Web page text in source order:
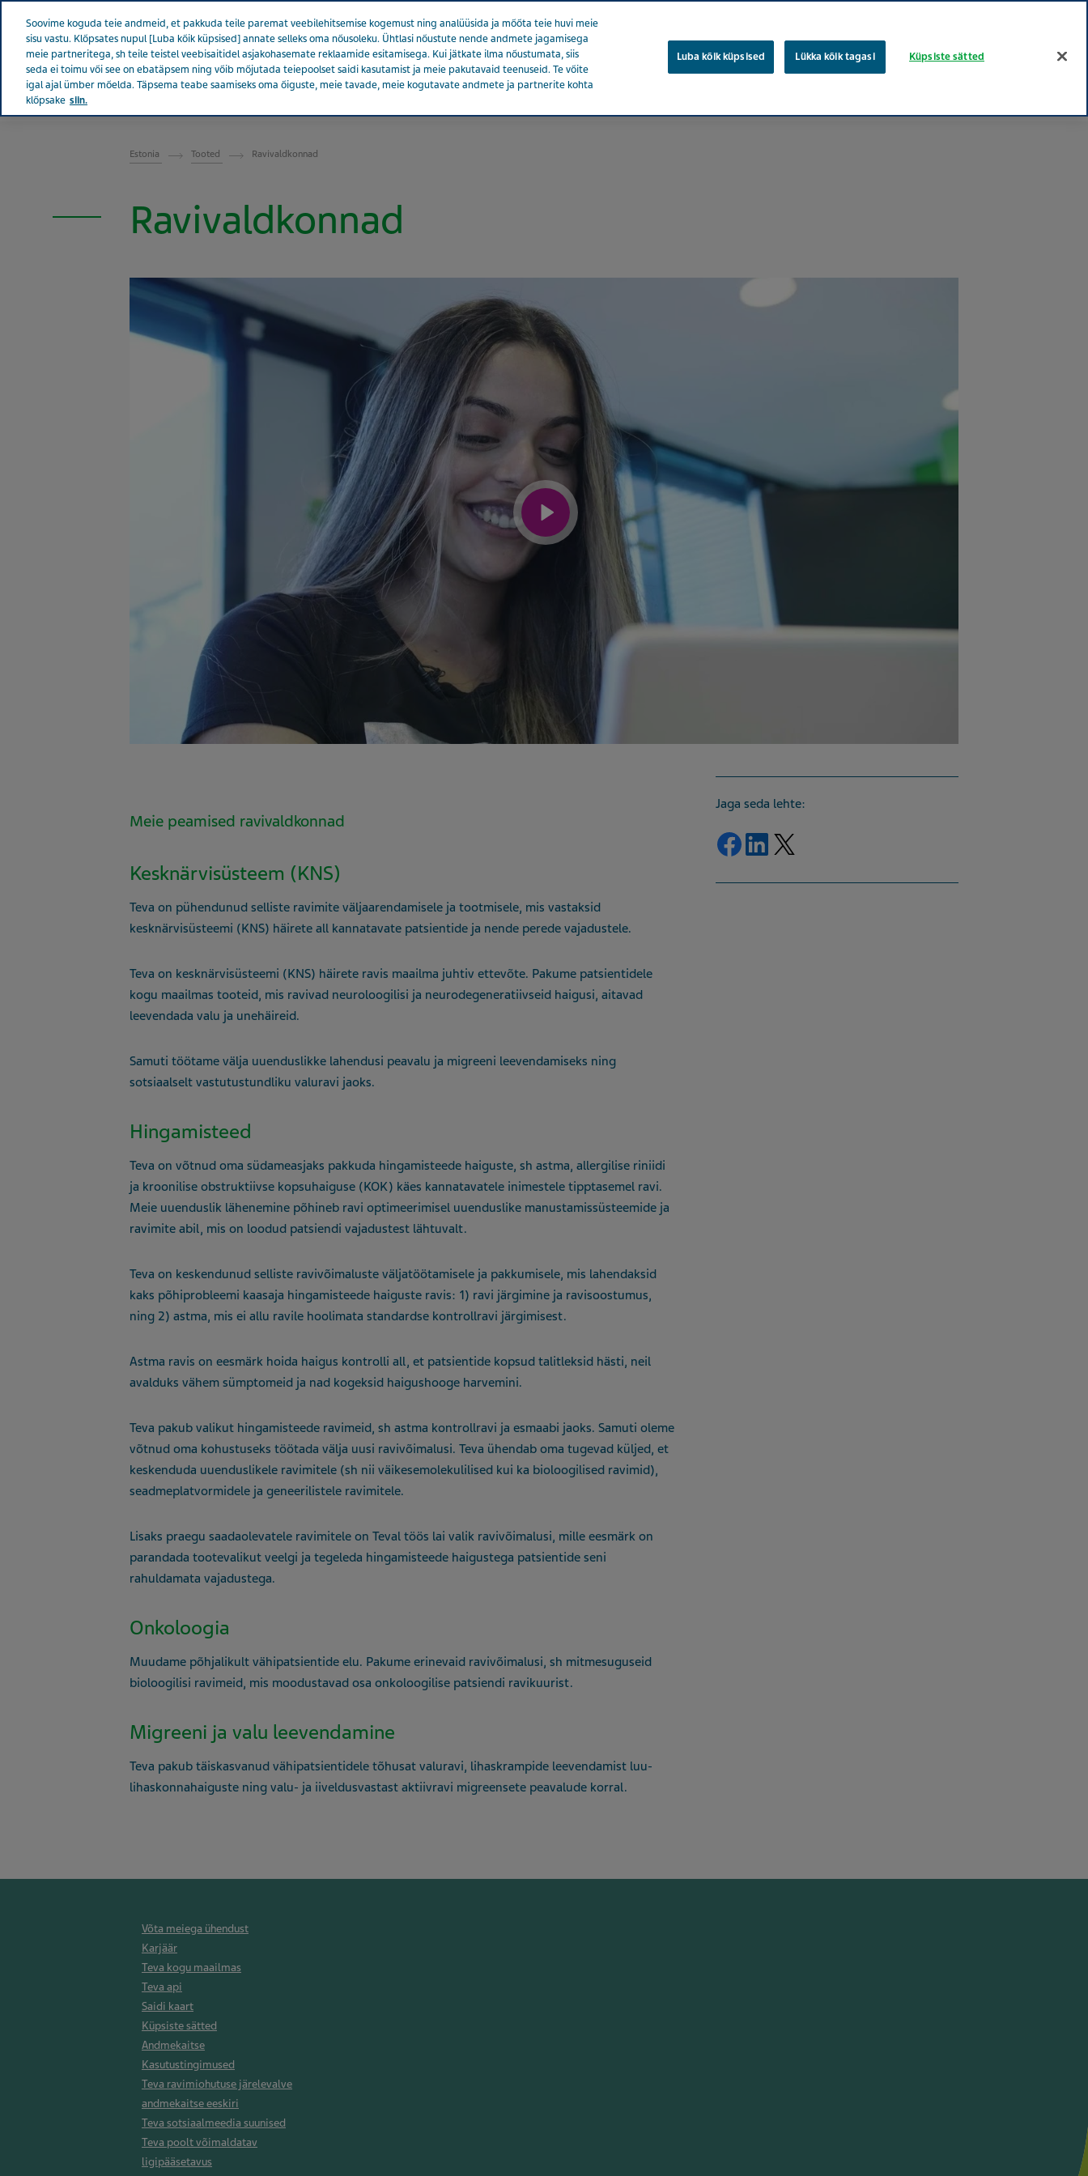
Teva kogu maailmas
EESTI
Estonia Tooted Ravivaldkonnad
Ravivaldkonnad
Meie peamised ravivaldkonnad
Kesknärvisüsteem (KNS)
Teva on pühendunud selliste ravimite väljaarendamisele ja tootmisele, mis vastaksid
kesknärvisüsteemi (KNS) häirete all kannatavate patsientide ja nende perede vajadustele.
Teva on kesknärvisüsteemi (KNS) häirete ravis maailma juhtiv ettevõte. Pakume patsientidele
kogu maailmas tooteid, mis ravivad neuroloogilisi ja neurodegeneratiivseid haigusi, aitavad
leevendada valu ja unehäireid.
Samuti töötame välja uuenduslikke lahendusi peavalu ja migreeni leevendamiseks ning
sotsiaalselt vastutustundliku valuravi jaoks.
Hingamisteed
Teva on võtnud oma südameasjaks pakkuda hingamisteede haiguste, sh astma, allergilise riniidi
ja kroonilise obstruktiivse kopsuhaiguse (KOK) käes kannatavatele inimestele tipptasemel ravi.
Meie uuenduslik lähenemine põhineb ravi optimeerimisel uuenduslike manustamissüsteemide ja
ravimite abil, mis on loodud patsiendi vajadustest lähtuvalt.
Teva on keskendunud selliste ravivõimaluste väljatöötamisele ja pakkumisele, mis lahendaksid
kaks põhiprobleemi kaasaja hingamisteede haiguste ravis: 1) ravi järgimine ja ravisoostumus,
ning 2) astma, mis ei allu ravile hoolimata standardse kontrollravi järgimisest.
Astma ravis on eesmärk hoida haigus kontrolli all, et patsientide kopsud talitleksid hästi, neil
avalduks vähem sümptomeid ja nad kogeksid haigushooge harvemini.
Teva pakub valikut hingamisteede ravimeid, sh astma kontrollravi ja esmaabi jaoks. Samuti oleme
võtnud oma kohustuseks töötada välja uusi ravivõimalusi. Teva ühendab oma tugevad küljed, et
keskenduda uuenduslikele ravimitele (sh nii väikesemolekulilised kui ka bioloogilised ravimid),
seadmeplatvormidele ja geneerilistele ravimitele.
Lisaks praegu saadaolevatele ravimitele on Teval töös lai valik ravivõimalusi, mille eesmärk on
parandada tootevalikut veelgi ja tegeleda hingamisteede haigustega patsientide seni
rahuldamata vajadustega.
Onkoloogia
Muudame põhjalikult vähipatsientide elu. Pakume erinevaid ravivõimalusi, sh mitmesuguseid
bioloogilisi ravimeid, mis moodustavad osa onkoloogilise patsiendi ravikuurist.
Migreeni ja valu leevendamine
Teva pakub täiskasvanud vähipatsientidele tõhusat valuravi, lihaskrampide leevendamist luu-
lihaskonnahaiguste ning valu- ja iiveldusvastast aktiivravi migreensete peavalude korral.
Jaga seda lehte:
Jaga Facebook
Jaga LinkedIn
Võta meiega ühendust
Karjäär
Teva kogu maailmas
Teva api
Saidi kaart
Küpsiste sätted
Andmekaitse
Kasutustingimused
Teva ravimiohutuse järelevalve
andmekaitse eeskiri
Teva sotsiaalmeedia suunised
Teva poolt võimaldatav
ligipääsetavus
Soovime koguda teie andmeid, et pakkuda teile paremat veebilehitsemise kogemust ning analüüsida ja mõõta teie huvi meie
sisu vastu. Klõpsates nupul [Luba kõik küpsised] annate selleks oma nõusoleku. Ühtlasi nõustute nende andmete jagamisega
meie partneritega, sh teile teistel veebisaitidel asjakohasemate reklaamide esitamisega. Kui jätkate ilma nõustumata, siis
seda ei toimu või see on ebatäpsem ning võib mõjutada teiepoolset saidi kasutamist ja meie pakutavaid teenuseid. Te võite
igal ajal ümber mõelda. Täpsema teabe saamiseks oma õiguste, meie tavade, meie kogutavate andmete ja partnerite kohta
klõpsake siin.
Luba kõik küpsised Lükka kõik tagasi Küpsiste sätted